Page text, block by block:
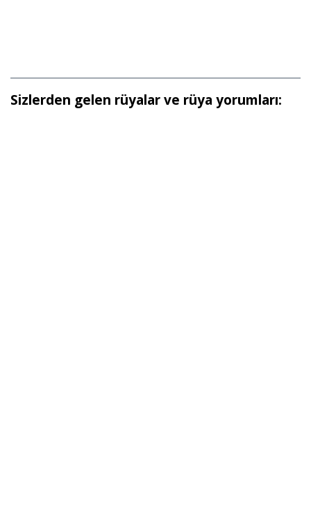
Sizlerden gelen rüyalar ve rüya yorumları: